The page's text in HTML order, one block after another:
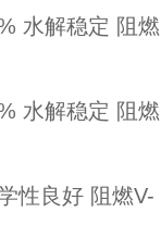
水解稳定 阻燃
水解稳定 阻燃
性良好 阻燃V-